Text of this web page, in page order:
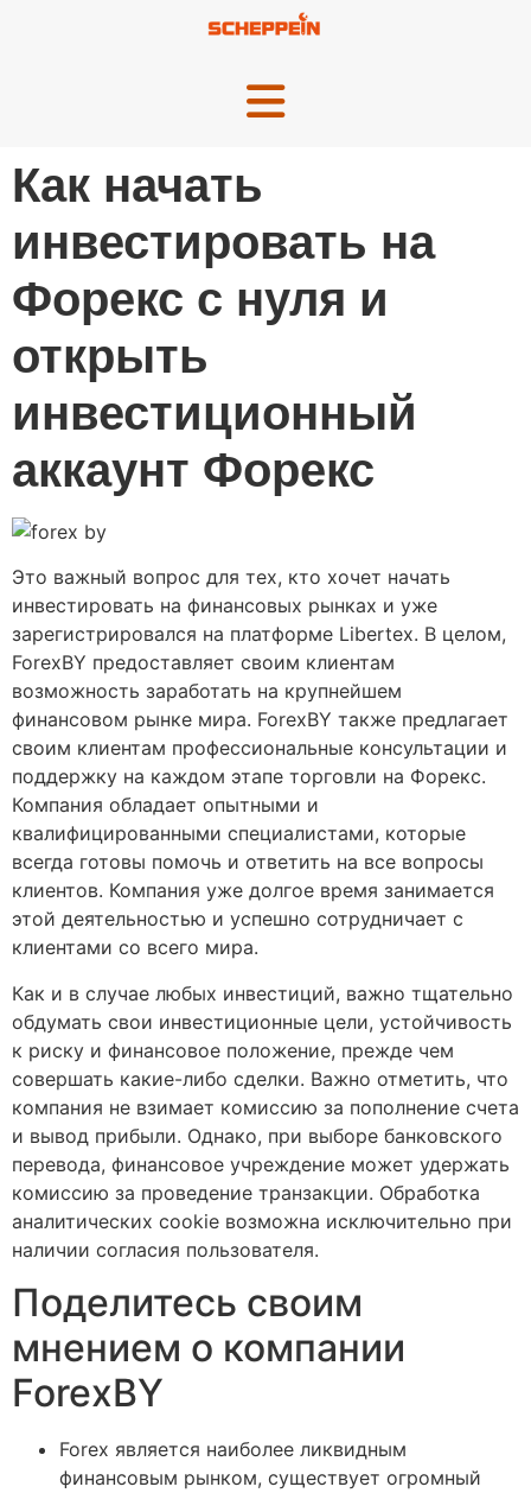
Как начать
инвестировать на
Форекс с нуля и
открыть
инвестиционный
аккаунт Форекс
Это важный вопрос для тех, кто хочет начать
инвестировать на финансовых рынках и уже
зарегистрировался на платформе Libertex. В целом,
ForexBY предоставляет своим клиентам
возможность заработать на крупнейшем
финансовом рынке мира. ForexBY также предлагает
своим клиентам профессиональные консультации и
поддержку на каждом этапе торговли на Форекс.
Компания обладает опытными и
квалифицированными специалистами, которые
всегда готовы помочь и ответить на все вопросы
клиентов. Компания уже долгое время занимается
этой деятельностью и успешно сотрудничает с
клиентами со всего мира.
Как и в случае любых инвестиций, важно тщательно
обдумать свои инвестиционные цели, устойчивость
к риску и финансовое положение, прежде чем
совершать какие-либо сделки. Важно отметить, что
компания не взимает комиссию за пополнение счета
и вывод прибыли. Однако, при выборе банковского
перевода, финансовое учреждение может удержать
комиссию за проведение транзакции. Обработка
аналитических cookie возможна исключительно при
наличии согласия пользователя.
Поделитесь своим
мнением о компании
ForexBY
Forex является наиболее ликвидным
финансовым рынком, существует огромный